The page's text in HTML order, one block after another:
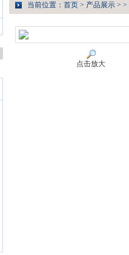
当前位置： 首页 > 产品展示 > >
点击放大